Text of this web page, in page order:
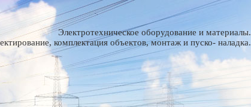
Электротехническое оборудование и материалы.
комплектация объектов, монтаж и пуско- наладка.